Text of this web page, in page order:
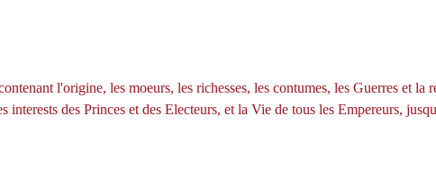
l'origine, les moeurs, les richesses, les contumes, les Guerres et
des Princes et des Electeurs, et la Vie de tous les Empereurs,